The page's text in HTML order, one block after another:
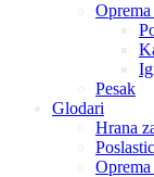
Pesak
Glodari
Hrana